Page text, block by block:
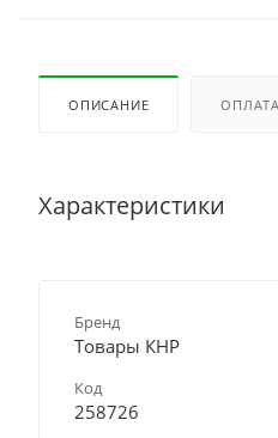
ОПИСАНИЕ ОПЛАТА
Характеристики
Бренд
Товары КНР
Код
258726